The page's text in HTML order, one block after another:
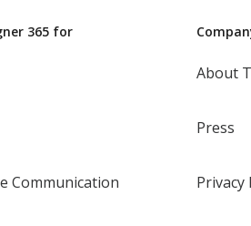
365 for
Communication
About
Press
Privacy